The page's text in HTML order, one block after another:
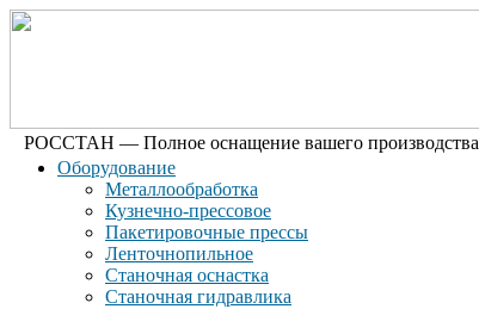
РОССТАН — Полное оснащение вашего производства
Оборудование
Металлообработка
Кузнечно-прессовое
Пакетировочные прессы
Ленточнопильное
Станочная оснастка
Станочная гидравлика